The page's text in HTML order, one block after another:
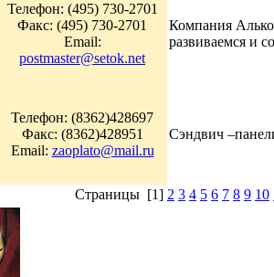
Телефон: (495) 730-2701
Факс: (495) 730-2701
Email:
postmaster@setok.net
Компания
развиваемся и
Телефон: (8362)428697
Факс: (8362)428951
Email: zaoplato@mail.ru
Сэндвич
Страницы [1] 2 3 4 5 6 7 8 9 10